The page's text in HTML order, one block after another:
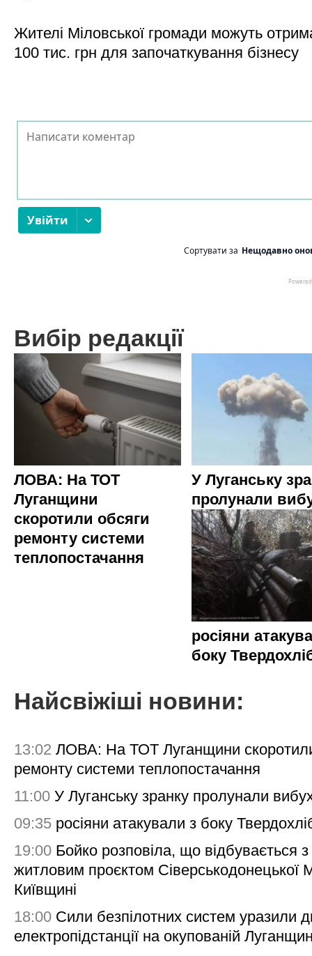
Жителі Міловської громади можуть
100 тис. грн для започаткування бізнесу
Вибір редакції
ЛОВА: На ТОТ
Луганщини
скоротили обсяги
ремонту системи
теплопостачання
У Луганську
пролунали
росіяни
боку
Найсвіжіші новини:
13:02 ЛОВА: На ТОТ Луганщини
ремонту системи теплопостачання
11:00 У Луганську зранку пролунали
09:35 росіяни атакували з боку
19:00 Бойко розповіла, що відбувається з
житловим проєктом Сіверськодонецької
Київщині
18:00 Сили безпілотних систем уразили
електропідстанції на окупованій